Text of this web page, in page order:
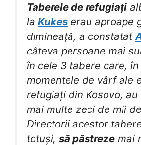
Taberele de refugiați
la Kukes erau aproape
dimineață, a constatat
câteva persoane mai
în cele 3 tabere care, în
momentele de vârf ale
refugiați din Kosovo,
mai multe zeci de mii
Directorii acestor
totuși, să păstreze mai